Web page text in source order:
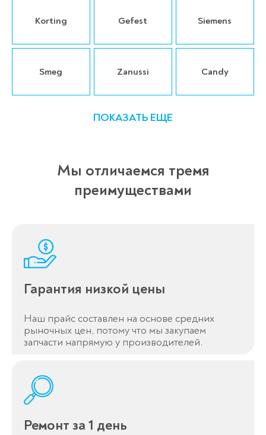
Korting Gefest Siemens
Smeg Zanussi Candy
ПОКАЗАТЬ ЕЩЕ
Мы отличаемся тремя
преимуществами
Гарантия низкой цены
Наш прайс составлен на основе средних
рыночных цен, потому что мы закупаем
запчасти напрямую у производителей.
Ремонт за 1 день